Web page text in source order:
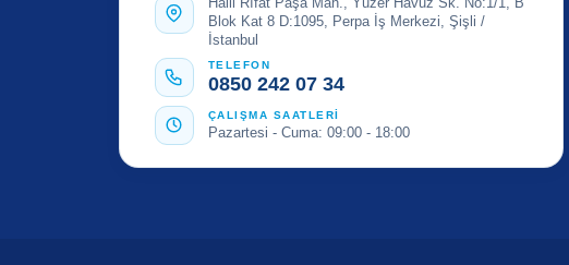
Blok Kat 8 D:1095, Perpa İş Merkezi, Şişli /
İstanbul
TELEFON
0850 242 07 34
ÇALIŞMA SAATLERİ
Pazartesi - Cuma: 09:00 - 18:00